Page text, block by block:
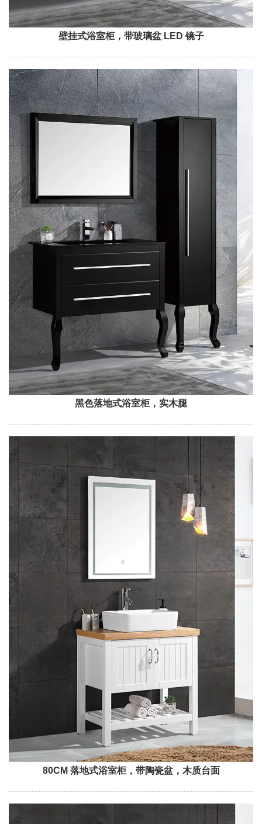
壁挂式浴室柜，带玻璃盆 LED 镜子
黑色落地式浴室柜，实木腿
80CM 落地式浴室柜，带陶瓷盆，木质台面